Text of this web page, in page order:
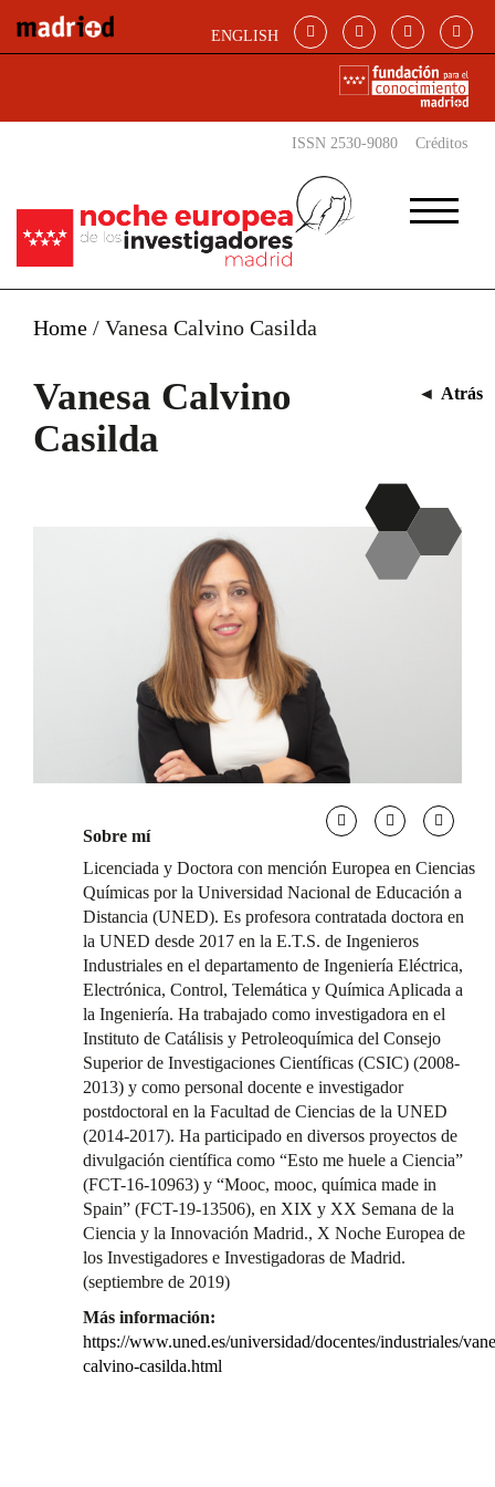
ENGLISH
ISSN 2530-9080 Créditos
Home / Vanesa Calvino Casilda
Vanesa Calvino
Casilda
◄ Atrás
Sobre mí
Licenciada y Doctora con mención Europea en Ciencias
Químicas por la Universidad Nacional de Educación a
Distancia (UNED). Es profesora contratada doctora en
la UNED desde 2017 en la E.T.S. de Ingenieros
Industriales en el departamento de Ingeniería Eléctrica,
Electrónica, Control, Telemática y Química Aplicada a
la Ingeniería. Ha trabajado como investigadora en el
Instituto de Catálisis y Petroleoquímica del Consejo
Superior de Investigaciones Científicas (CSIC) (2008-
2013) y como personal docente e investigador
postdoctoral en la Facultad de Ciencias de la UNED
(2014-2017). Ha participado en diversos proyectos de
divulgación científica como “Esto me huele a Ciencia”
(FCT-16-10963) y “Mooc, mooc, química made in
Spain” (FCT-19-13506), en XIX y XX Semana de la
Ciencia y la Innovación Madrid., X Noche Europea de
los Investigadores e Investigadoras de Madrid.
(septiembre de 2019)
Más información:
https://www.uned.es/universidad/docentes/industriales/
calvino-casilda.html